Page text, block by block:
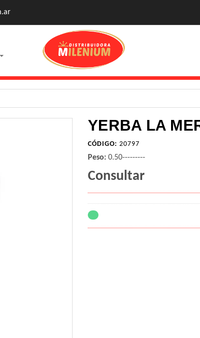
YERBA LA
CÓDIGO: 20797
Peso: 0.50---------
Consultar